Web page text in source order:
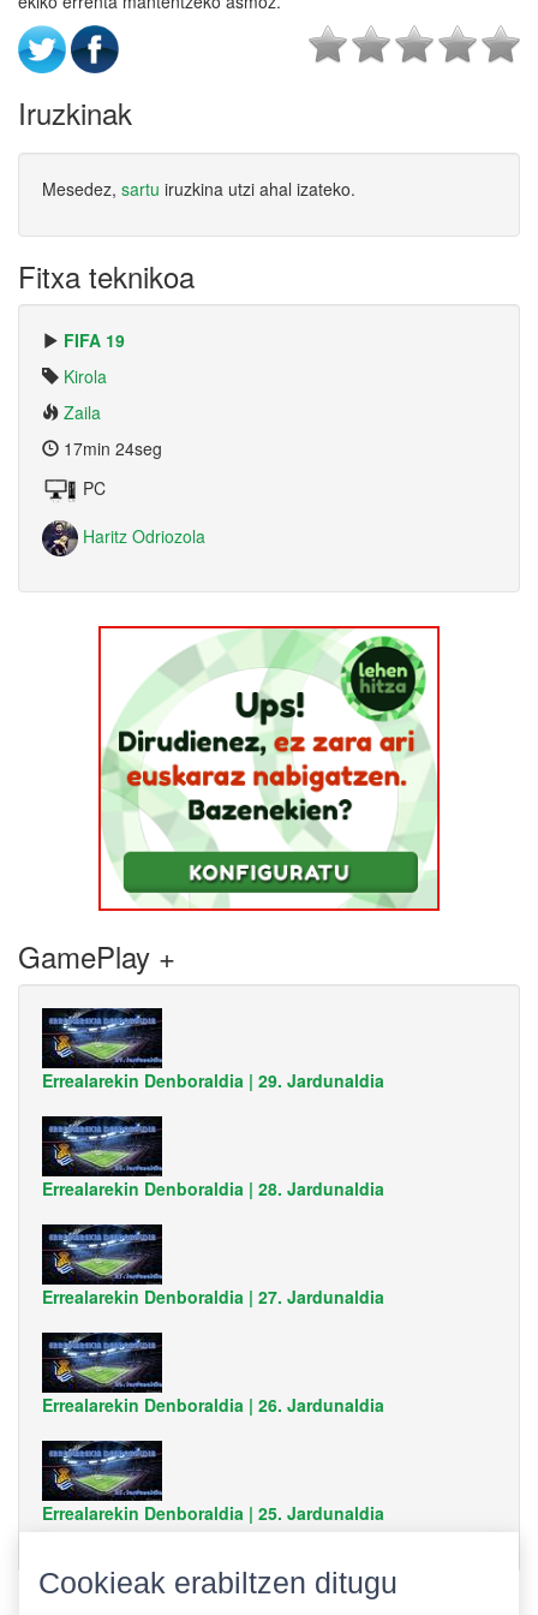
Iruzkinak
Mesedez, sartu iruzkina utzi ahal izateko.
Fitxa teknikoa
FIFA 19
Kirola
Zaila
17min 24seg
PC
Haritz Odriozola
GamePlay +
Errealarekin Denboraldia | 29. Jardunaldia
Errealarekin Denboraldia | 28. Jardunaldia
Errealarekin Denboraldia | 27. Jardunaldia
Errealarekin Denboraldia | 26. Jardunaldia
Errealarekin Denboraldia | 25. Jardunaldia
Cookieak erabiltzen ditugu